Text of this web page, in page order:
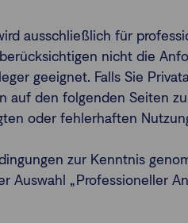
ausschließlich für
nicht die
geeignet. Falls Sie
auf den folgenden Seiten
oder fehlerhaften
zur Kenntnis
Auswahl „Professioneller